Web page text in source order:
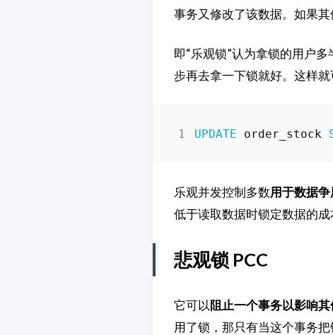
事务又修改了该数据。如果
即“乐观锁”认为拿锁的用户
步再去拿一下锁就好。这样
UPDATE order_stock
乐观并发控制多数用于数据
低于读取数据时锁定数据的
悲观锁 PCC
它可以阻止一个事务以影响
用了锁，那只有当这个事务